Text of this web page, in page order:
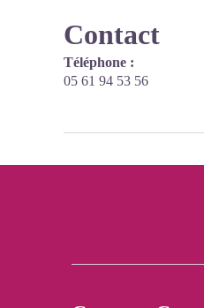
Contact
Téléphone :
05 61 94 53 56